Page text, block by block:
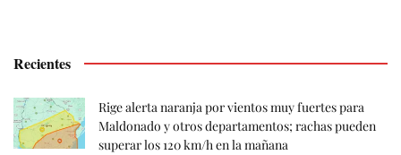
Recientes
Rige alerta naranja por vientos muy fuertes para
Maldonado y otros departamentos; rachas pueden
superar los 120 km/h en la mañana